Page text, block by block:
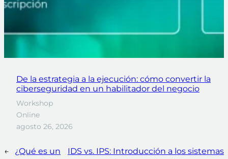
De la estrategia a la ejecución: cómo convertir la
ciberseguridad en un habilitador del negocio
Workshop
Online
agosto 26, 2026
←
¿Qué es un
IDS vs. IPS: Introducción a los sistemas